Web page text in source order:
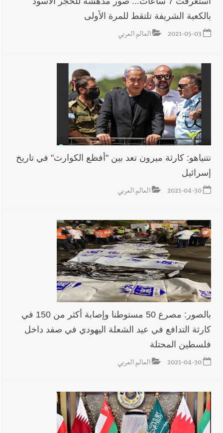
القديمة
أخبار لبنان خلفيات توقيف السفير الفلسطيني السابق أشرف دبور:
تداخل السياسة بالقضاء ولبنان قد يسلّمه إلى السلطة
أخبار لبنان حراك ديبلوماسي للتجديد لـ اليونيفيل .. مسؤول غربي
يُحذّر من الفراغ !
أخبار لبنان ليلة سقوط رياض سلامة... هل ننتظر الحقيقة؟
أخبار لبنان ثقوب في اقتراح قانون الإعلام
بالكعبة الشريفة تلتقط للمرة الأولى
2021-05-03 العالم العربي
نتنياهو: كارثة ميرون تعد بين "أفظع الكوارث" في تاريخ
إسرائيل
2021-04-30 العالم العربي
بالصور: مصرع 50 مستوطنا وإصابة أكثر من 150 في
كارثة التدافع في عيد الشعلة اليهودي في صفد داخل
فلسطين المحتلة
2021-04-30 العالم العربي